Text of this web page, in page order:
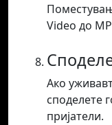
Video до
Ако
споделете
пријатели.